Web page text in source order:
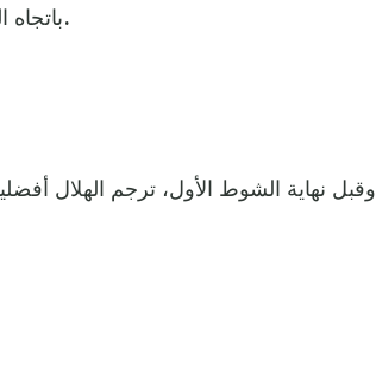
باتجاه المرمى، لكن الدفاع أبعدها في الوقت المناسب.
وقبل نهاية الشوط الأول، ترجم الهلال